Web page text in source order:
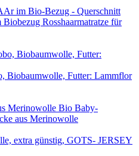
Rosshaarmatratze für
Biobaumwolle, Futter: Lammflor
Bio Baby-
aus Merinowolle